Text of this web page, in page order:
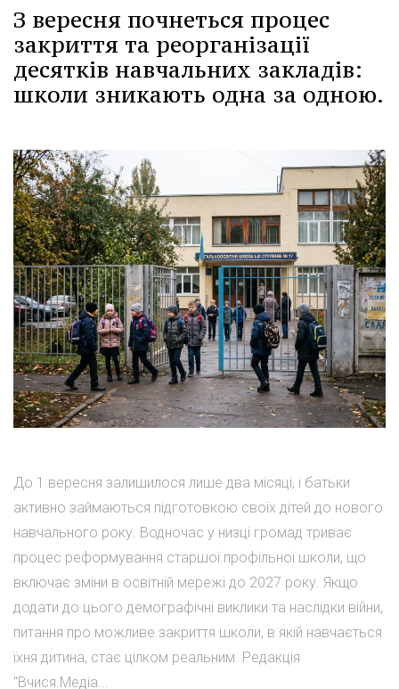
З вересня почнеться процес
закриття та реорганізації
десятків навчальних закладів:
школи зникають одна за одною.
До 1 вересня залишилося лише два місяці, і батьки
активно займаються підготовкою своїх дітей до нового
навчального року. Водночас у низці громад триває
процес реформування старшої профільної школи, що
включає зміни в освітній мережі до 2027 року. Якщо
додати до цього демографічні виклики та наслідки війни,
питання про можливе закриття школи, в якій навчається
їхня дитина, стає цілком реальним. Редакція
"Вчися.Медіа...